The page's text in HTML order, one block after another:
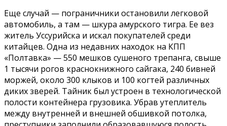
Еще случай — пограничники остановили легковой
автомобиль, а там — шкура амурского тигра. Ее вез
житель Уссурийска и искал покупателей среди
китайцев. Одна из недавних находок на КПП
«Полтавка» — 550 мешков сушеного трепанга, свыше
1 тысячи рогов краснокнижного сайгака, 240 бивней
моржей, около 300 клыков и 100 когтей различных
диких зверей. Тайник был устроен в технологической
полости контейнера грузовика. Убрав утеплитель
между внутренней и внешней обшивкой потолка,